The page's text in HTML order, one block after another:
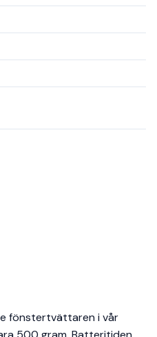
fönstertvättaren i vår